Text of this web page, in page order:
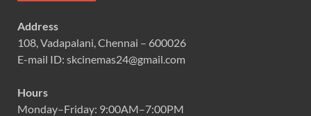
Address
108, Vadapalani, Chennai – 600026
E-mail ID: skcinemas24@gmail.com
Hours
Monday–Friday: 9:00AM–7:00PM